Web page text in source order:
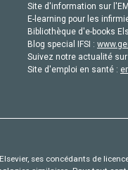
Site d'information sur
E-learning pour les
Bibliothèque d'e-books
Blog special IFSI :
Suivez notre actualité
Site d'emploi en santé :
ses concédants de